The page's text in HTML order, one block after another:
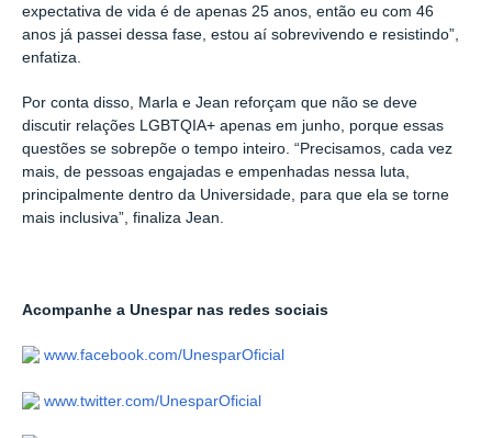
expectativa de vida é de apenas 25 anos, então eu com 46
anos já passei dessa fase, estou aí sobrevivendo e resistindo”,
enfatiza.
Por conta disso, Marla e Jean reforçam que não se deve
discutir relações LGBTQIA+ apenas em junho, porque essas
questões se sobrepõe o tempo inteiro. “Precisamos, cada vez
mais, de pessoas engajadas e empenhadas nessa luta,
principalmente dentro da Universidade, para que ela se torne
mais inclusiva”, finaliza Jean.
Acompanhe a Unespar nas redes sociais
www.facebook.com/UnesparOficial
www.twitter.com/UnesparOficial